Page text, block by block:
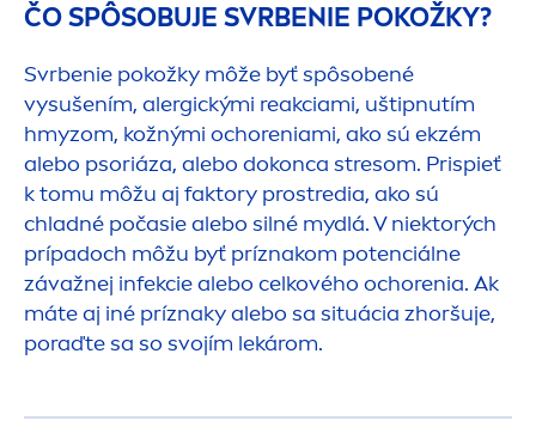
ČO SPÔSOBUJE SVRBENIE POKOŽKY?
Svrbenie pokožky môže byť spôsobené
vysušením, alergickými reakciami, uštipnutím
hmyzom, kožnými ochoreniami, ako sú ekzém
alebo psoriáza, alebo dokonca stresom. Prispieť
k tomu môžu aj faktory prostredia, ako sú
chladné počasie alebo silné mydlá. V niektorých
prípadoch môžu byť príznakom potenciálne
závažnej infekcie alebo celkového ochorenia. Ak
máte aj iné príznaky alebo sa situácia zhoršuje,
poraďte sa so svojím lekárom.